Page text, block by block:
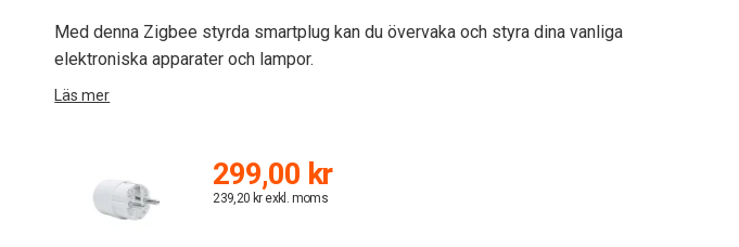
Med denna Zigbee styrda smartplug kan du övervaka och styra dina vanliga
elektroniska apparater och lampor.
Läs mer
299,00 kr
239,20 kr exkl. moms